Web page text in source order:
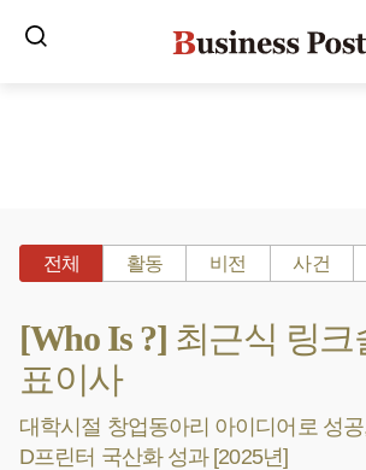
전체 활동 비전 사건
[Who Is ?] 최근식 링크
표이사
대학시절 창업동아리 아이디어로 성
D프린터 국산화 성과 [2025년]